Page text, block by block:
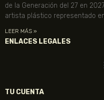
de la Generación del 27 en
artista plástico representado
LEER MÁS »
ENLACES LEGALES
TU CUENTA